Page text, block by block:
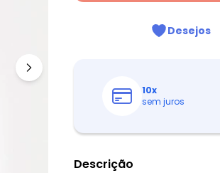
Desejos
10x
sem juros
Descrição